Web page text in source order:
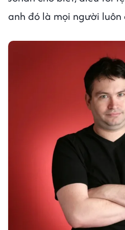
anh đó là mọi người luôn